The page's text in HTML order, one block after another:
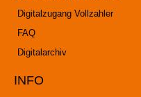
Digitalzugang Vollzahler
FAQ
Digitalarchiv
INFO